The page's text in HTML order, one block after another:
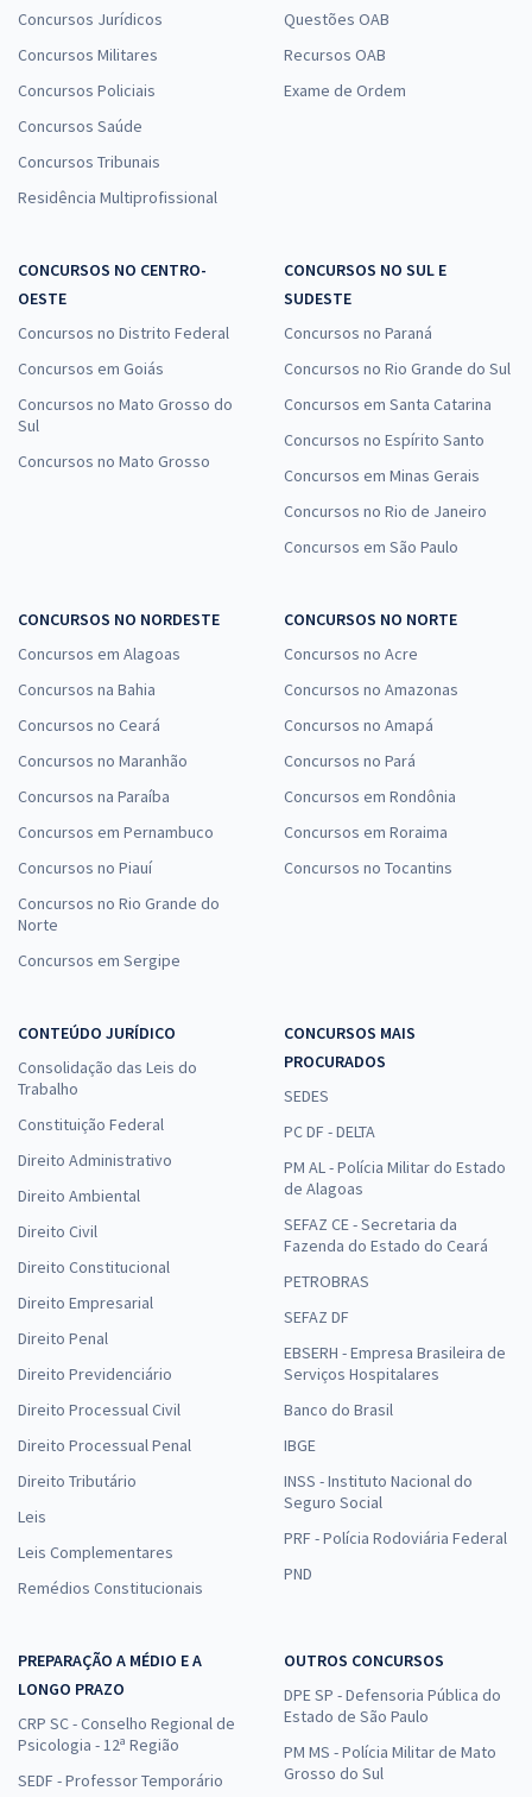
R$19,32
Treinamento Intensivo para IGP RS - Conhecimentos Gerais para
ou 12x de
R$13,33
Economize R$ 39,98 (-20%)
IGP RS - Instituto Geral de Perícias do Rio Grande do Sul - Perito
Criminal (Área 04) - Engenharia Civil
à vista
R$31,99
Comprar
IGP RS - Instituto Geral de Perícias do Rio Grande do Sul - Perito
Criminal (Área 07) – Engenharia Mecânica
à vista
Criminal (Área 09) – Engenharia Elétrica
à vista
R$31,99
Comprar
IGP RS - Instituto Geral de Perícias do Rio Grande do Sul - Técnico em
Perícias – Curso Técnico em Segurança do Trabalho
à vista
R$30,65
Economize R$ 91,96 (-20%)
IGP RS - Instituto Geral de Perícias do Rio Grande do Sul - Perito
Criminal (Área 10) – Química/ Engenharia Química
Economize R$ 95,96 (-20%)
Comprar
Concursos Jurídicos
Concursos Militares
Concursos Policiais
Concursos Saúde
Concursos Tribunais
Residência Multiprofissional
Questões OAB
Recursos OAB
Exame de Ordem
CONCURSOS NO CENTRO-
OESTE
Concursos no Distrito Federal
Concursos em Goiás
Concursos no Mato Grosso do
Sul
Concursos no Mato Grosso
CONCURSOS NO SUL E
SUDESTE
Concursos no Paraná
Concursos no Rio Grande do Sul
Concursos em Santa Catarina
Concursos no Espírito Santo
Concursos em Minas Gerais
Concursos no Rio de Janeiro
Concursos em São Paulo
CONCURSOS NO NORDESTE
Concursos em Alagoas
Concursos na Bahia
Concursos no Ceará
Concursos no Maranhão
Concursos na Paraíba
Concursos em Pernambuco
Concursos no Piauí
Concursos no Rio Grande do
Norte
Concursos em Sergipe
CONCURSOS NO NORTE
Concursos no Acre
Concursos no Amazonas
Concursos no Amapá
Concursos no Pará
Concursos em Rondônia
Concursos em Roraima
Concursos no Tocantins
CONTEÚDO JURÍDICO
Consolidação das Leis do
Trabalho
Constituição Federal
Direito Administrativo
Direito Ambiental
Direito Civil
Direito Constitucional
Direito Empresarial
Direito Penal
Direito Previdenciário
Direito Processual Civil
Direito Processual Penal
Direito Tributário
Leis
Leis Complementares
Remédios Constitucionais
CONCURSOS MAIS
PROCURADOS
SEDES
PC DF - DELTA
PM AL - Polícia Militar do Estado
de Alagoas
SEFAZ CE - Secretaria da
Fazenda do Estado do Ceará
PETROBRAS
SEFAZ DF
EBSERH - Empresa Brasileira de
Serviços Hospitalares
Banco do Brasil
IBGE
INSS - Instituto Nacional do
Seguro Social
PRF - Polícia Rodoviária Federal
PND
PREPARAÇÃO A MÉDIO E A
LONGO PRAZO
CRP SC - Conselho Regional de
Psicologia - 12ª Região
SEDF - Professor Temporário
OUTROS CONCURSOS
DPE SP - Defensoria Pública do
Estado de São Paulo
PM MS - Polícia Militar de Mato
Grosso do Sul